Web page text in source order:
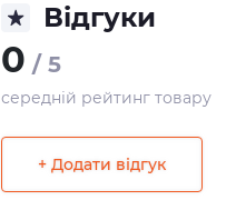
Відгуки
0 / 5
середній рейтинг товару
+ Додати відгук